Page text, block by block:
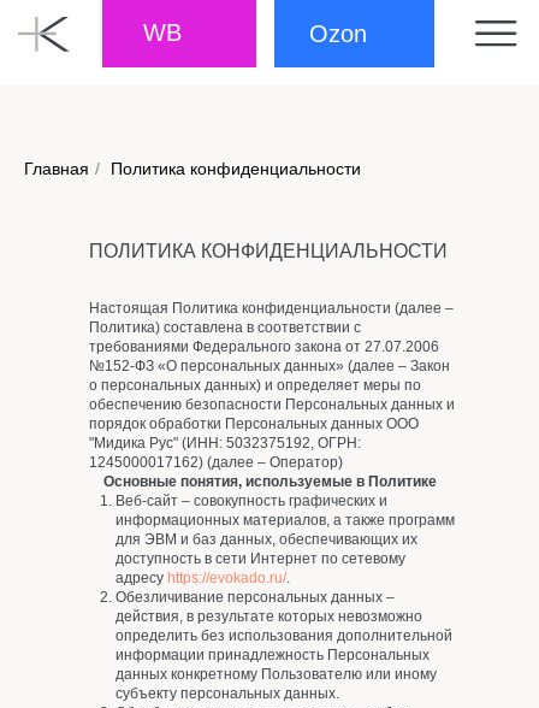
Главная / Политика конфиденциальности
Настоящая Политика конфиденциальности (далее –
Политика) составлена в соответствии с
требованиями Федерального закона от 27.07.2006
№152-ФЗ «О персональных данных» (далее – Закон
о персональных данных) и определяет меры по
обеспечению безопасности Персональных данных и
порядок обработки Персональных данных ООО
"Мидика Рус" (ИНН: 5032375192, ОГРН:
1245000017162) (далее – Оператор)
Основные понятия, используемые в Политике
Веб-сайт – совокупность графических и
информационных материалов, а также программ
для ЭВМ и баз данных, обеспечивающих их
доступность в сети Интернет по сетевому
адресу https://evokado.ru/.
Обезличивание персональных данных –
действия, в результате которых невозможно
определить без использования дополнительной
информации принадлежность Персональных
данных конкретному Пользователю или иному
субъекту персональных данных.
ПОЛИТИКА КОНФИДЕНЦИАЛЬНОСТИ